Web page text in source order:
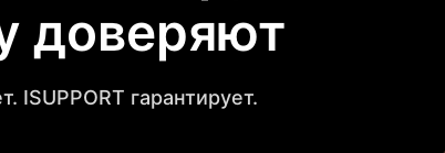
доверяют
ISUPPORT гарантирует.